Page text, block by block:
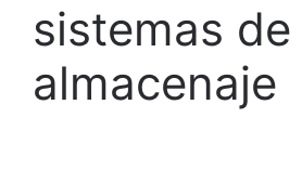
sistemas de
almacenaje